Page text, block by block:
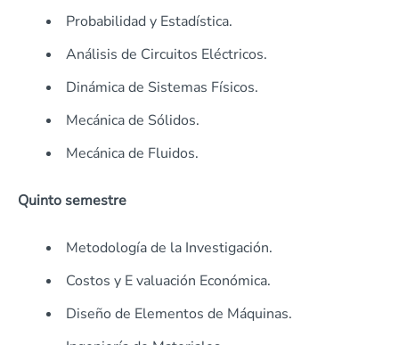
Probabilidad y Estadística.
Análisis de Circuitos Eléctricos.
Dinámica de Sistemas Físicos.
Mecánica de Sólidos.
Mecánica de Fluidos.
Quinto semestre
Metodología de la Investigación.
Costos y E valuación Económica.
Diseño de Elementos de Máquinas.